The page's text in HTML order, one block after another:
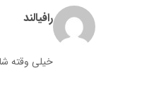
رافیالند
خیلی وقته